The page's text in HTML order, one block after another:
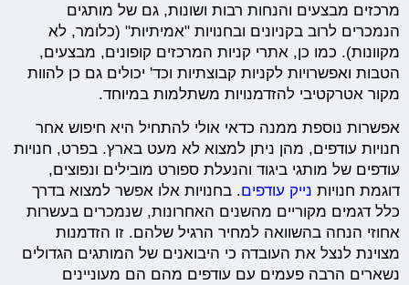
מרכזים מבצעים והנחות רבות ושונות, גם של מותגים
הנמכרים לרוב בקניונים ובחנויות "אמיתיות" (כלומר, לא
מקוונות). כמו כן, אתרי קניות המרכזים קופונים, מבצעים,
הטבות ואפשרויות לקניות קבוצתיות וכד' יכולים גם כן להוות
מקור אטרקטיבי להזדמנויות משתלמות במיוחד.
אפשרות נוספת ממנה כדאי אולי להתחיל היא חיפוש אחר
חנויות עודפים, מהן ניתן למצוא לא מעט בארץ. בפרט, חנויות
עודפים של מותגי ביגוד והנעלת ספורט מובילים ונפוצים,
דוגמת חנויות נייק עודפים. בחנויות אלו אפשר למצוא בדרך
כלל דגמים מקוריים מהשנים האחרונות, שנמכרים בעשרות
אחוזי הנחה בהשוואה למחיר הרגיל שלהם. זו הזדמנות
מצוינת לנצל את העובדה כי היבואנים של המותגים הגדולים
נשארים הרבה פעמים עם עודפים מהם הם מעוניינים